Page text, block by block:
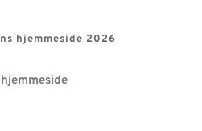
hjemmeside 2026